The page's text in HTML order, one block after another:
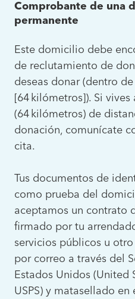
Comprobante de una
permanente
Este domicilio debe
de reclutamiento de
deseas donar (dentro
[64 kilómetros]). Si
(64 kilómetros) de
donación, comunícate
cita.
Tus documentos de
como prueba del
aceptamos un contrato
firmado por tu
servicios públicos u
por correo a través del
Estados Unidos (United
USPS) y matasellado